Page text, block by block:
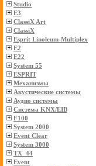
Studio
E3
ClassiX Art
ClassiX
Esprit Linoleum-Multiplex
E2
E22
System 55
ESPRIT
Механизмы
Акустические системы
Аудио системы
Система KNX/EIB
F100
System 2000
Event Clear
System 3000
TX_44
Event